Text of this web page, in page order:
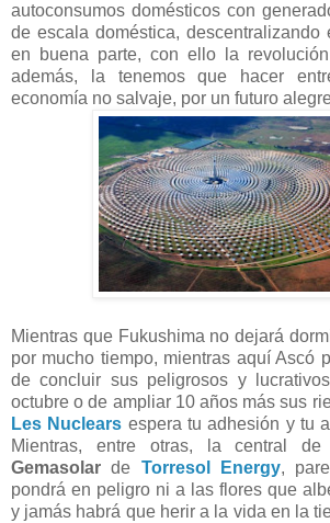
autoconsumos domésticos con
de escala doméstica, descentralizando
en buena parte, con ello la
además, la tenemos que hacer
economía no salvaje, por un futuro
Mientras que Fukushima no dejará
por mucho tiempo, mientras aquí Ascó
de concluir sus peligrosos y
octubre o de ampliar 10 años más sus
Les Nuclears espera tu adhesión y tu
Mientras, entre otras, la central de
Gemasolar de Torresol Energy,
pondrá en peligro ni a las flores que
y jamás habrá que herir a la vida en la